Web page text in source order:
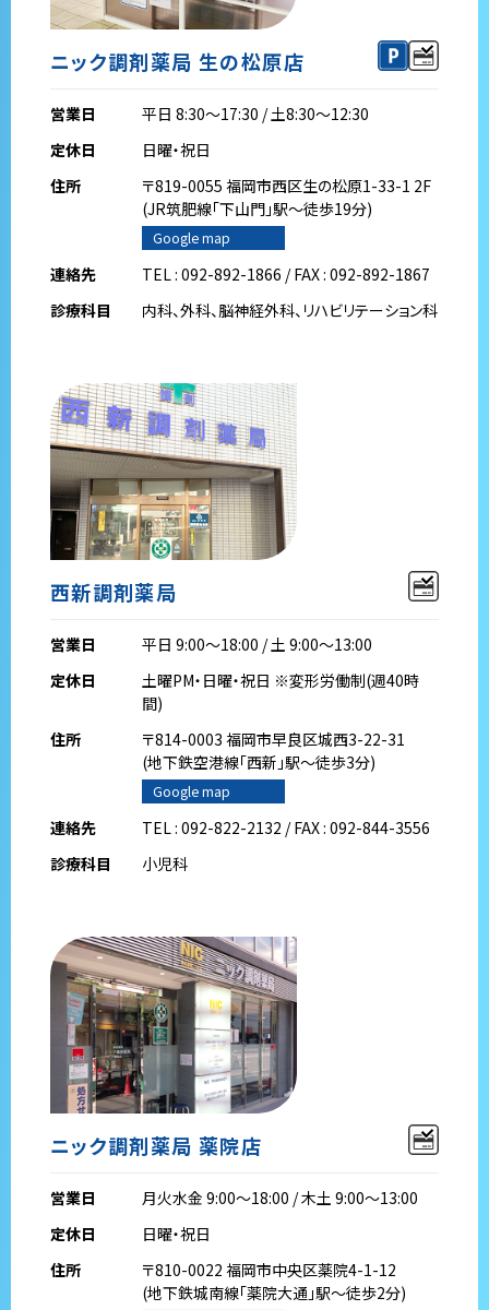
ニック調剤薬局 生の松原店
営業日
平日 8:30～17:30 / 土8:30～12:30
定休日
日曜・祝日
住所
〒819-0055 福岡市西区生の松原1-33-1 2F
(JR筑肥線｢下山門｣駅～徒歩19分)
Google map
連絡先
TEL : 092-892-1866 / FAX : 092-892-1867
診療科目
内科、外科、脳神経外科、リハビリテーション科
西新調剤薬局
営業日
平日 9:00～18:00 / 土 9:00～13:00
定休日
土曜PM・日曜・祝日 ※変形労働制(週40時
間)
住所
〒814-0003 福岡市早良区城西3-22-31
(地下鉄空港線｢西新｣駅～徒歩3分)
Google map
連絡先
TEL : 092-822-2132 / FAX : 092-844-3556
診療科目
小児科
ニック調剤薬局 薬院店
営業日
月火水金 9:00～18:00 / 木土 9:00～13:00
定休日
日曜・祝日
住所
〒810-0022 福岡市中央区薬院4-1-12
(地下鉄城南線｢薬院大通｣駅～徒歩2分)